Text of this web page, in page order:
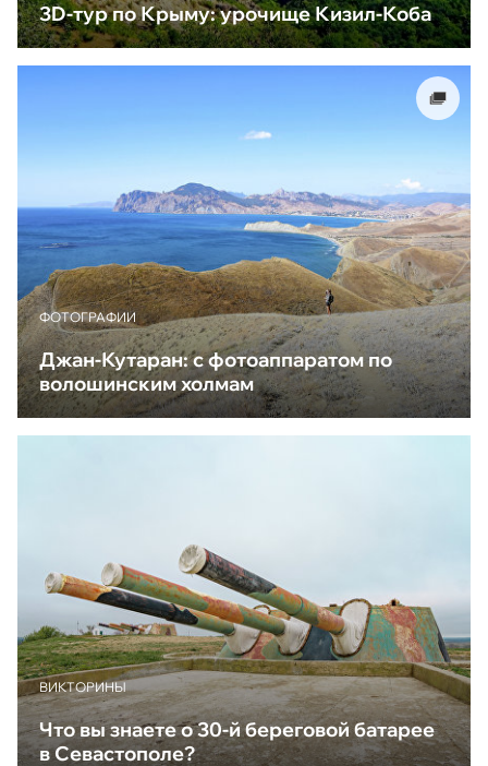
3D-тур по Крыму: урочище Кизил-Коба
ФОТОГРАФИИ
Джан-Кутаран: с фотоаппаратом по
волошинским холмам
ВИКТОРИНЫ
Что вы знаете о 30-й береговой батарее
в Севастополе?